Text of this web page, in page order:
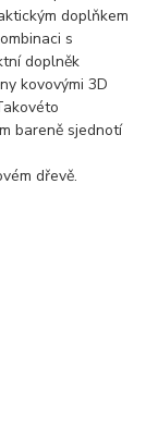
doplňkem
s
doplněk
kovovými 3D
bareně sjednotí
dřevě.